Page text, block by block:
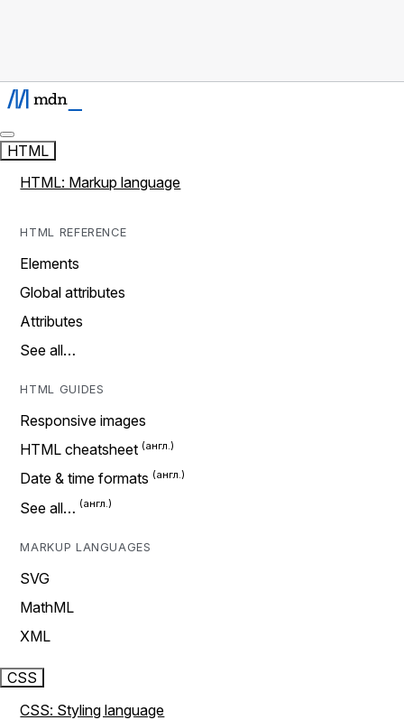
HTML
HTML: Markup language
HTML REFERENCE
Elements
Global attributes
Attributes
See all…
HTML GUIDES
Responsive images
HTML cheatsheet
Date & time formats
See all…
MARKUP LANGUAGES
SVG
MathML
XML
CSS
CSS: Styling language